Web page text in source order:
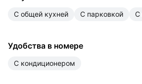
с общей кухней с парковкой
Удобства в номере
с кондиционером